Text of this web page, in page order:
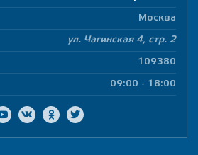
Москва
ул. Чагинская 4, стр. 2
109380
09:00 - 18:00